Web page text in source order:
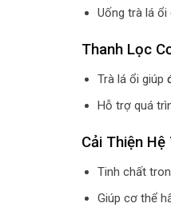
Uống trà lá ổi
Thanh Lọc
Trà lá ổi giúp
Hỗ trợ quá
Cải Thiện
Tinh chất
Giúp cơ thể